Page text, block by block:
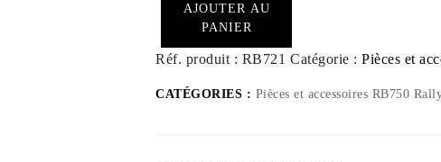
d'accessoire
d'éclairage
pour
RB750
AJOUTER AU
PANIER
Réf. produit : RB721 Catégorie : Pièces et
CATÉGORIES : Pièces et accessoires RB750